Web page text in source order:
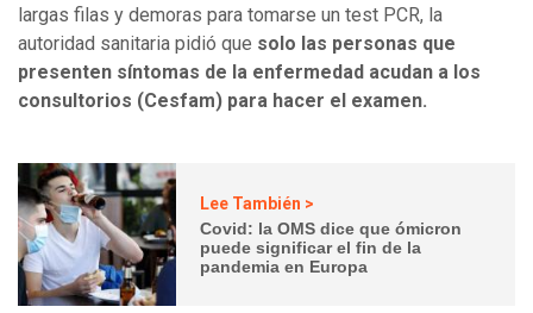
largas filas y demoras para tomarse un test PCR, la
autoridad sanitaria pidió que solo las personas que
presenten síntomas de la enfermedad acudan a los
consultorios (Cesfam) para hacer el examen.
Lee También >
Covid: la OMS dice que ómicron
puede significar el fin de la
pandemia en Europa